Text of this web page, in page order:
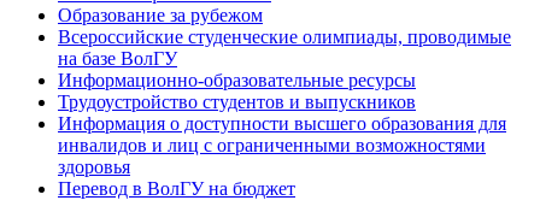
Образование за рубежом
Всероссийские студенческие олимпиады, проводимые
на базе ВолГУ
Информационно-образовательные ресурсы
Трудоустройство студентов и выпускников
Информация о доступности высшего образования для
инвалидов и лиц с ограниченными возможностями
здоровья
Перевод в ВолГУ на бюджет